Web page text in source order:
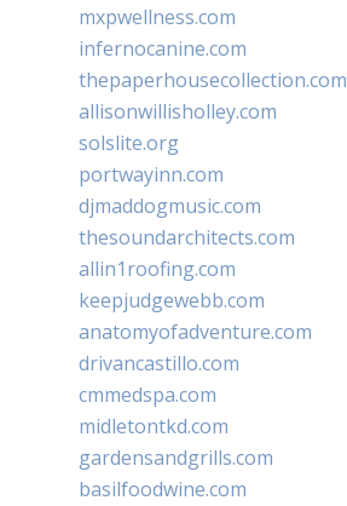
mxpwellness.com
infernocanine.com
thepaperhousecollection.com
allisonwillisholley.com
solslite.org
portwayinn.com
djmaddogmusic.com
thesoundarchitects.com
allin1roofing.com
keepjudgewebb.com
anatomyofadventure.com
drivancastillo.com
cmmedspa.com
midletontkd.com
gardensandgrills.com
basilfoodwine.com